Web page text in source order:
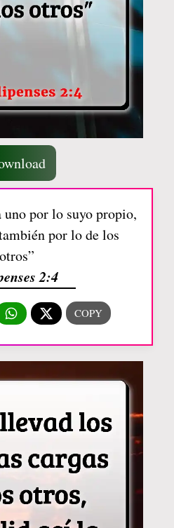
uno por lo suyo propio,
por lo de los
otros”
2:4